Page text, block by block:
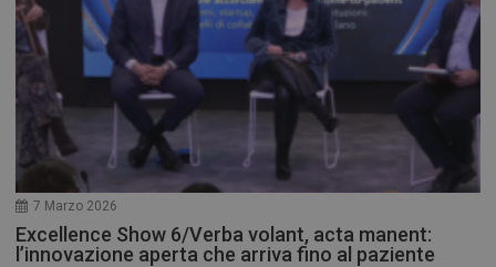
7 Marzo 2026
Excellence Show 6/Verba volant, acta manent:
l’innovazione aperta che arriva fino al paziente